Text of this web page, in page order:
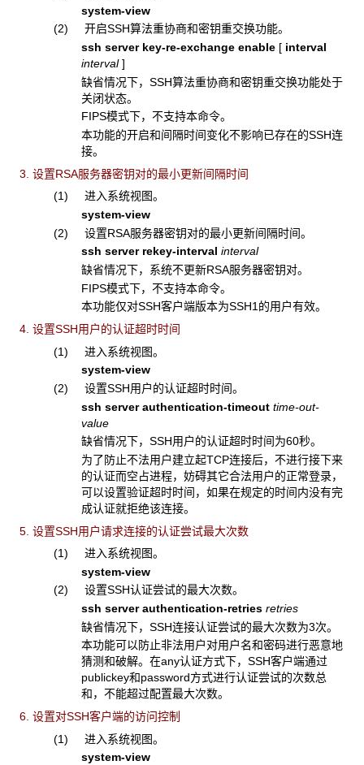
system-view
(2) 开启SSH算法重协商和密钥重交换功能。
ssh server key-re-exchange enable [ interval
interval ]
缺省情况下，SSH算法重协商和密钥重交换功能处于
关闭状态。
FIPS模式下，不支持本命令。
本功能的开启和间隔时间变化不影响已存在的SSH连
接。
3. 设置RSA服务器密钥对的最小更新间隔时间
(1) 进入系统视图。
system-view
(2) 设置RSA服务器密钥对的最小更新间隔时间。
ssh server rekey-interval interval
缺省情况下，系统不更新RSA服务器密钥对。
FIPS模式下，不支持本命令。
本功能仅对SSH客户端版本为SSH1的用户有效。
4. 设置SSH用户的认证超时时间
(1) 进入系统视图。
system-view
(2) 设置SSH用户的认证超时时间。
ssh server authentication-timeout time-out-
value
缺省情况下，SSH用户的认证超时时间为60秒。
为了防止不法用户建立起TCP连接后，不进行接下来
的认证而空占进程，妨碍其它合法用户的正常登录，
可以设置验证超时时间，如果在规定的时间内没有完
成认证就拒绝该连接。
5. 设置SSH用户请求连接的认证尝试最大次数
(1) 进入系统视图。
system-view
(2) 设置SSH认证尝试的最大次数。
ssh server authentication-retries retries
缺省情况下，SSH连接认证尝试的最大次数为3次。
本功能可以防止非法用户对用户名和密码进行恶意地
猜测和破解。在any认证方式下，SSH客户端通过
publickey和password方式进行认证尝试的次数总
和，不能超过配置最大次数。
6. 设置对SSH客户端的访问控制
(1) 进入系统视图。
system-view